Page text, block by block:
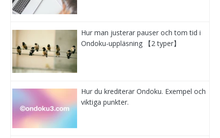
Hur man justerar pauser och tom tid i
Ondoku-uppläsning 【2 typer】
Hur du krediterar Ondoku. Exempel och
viktiga punkter.